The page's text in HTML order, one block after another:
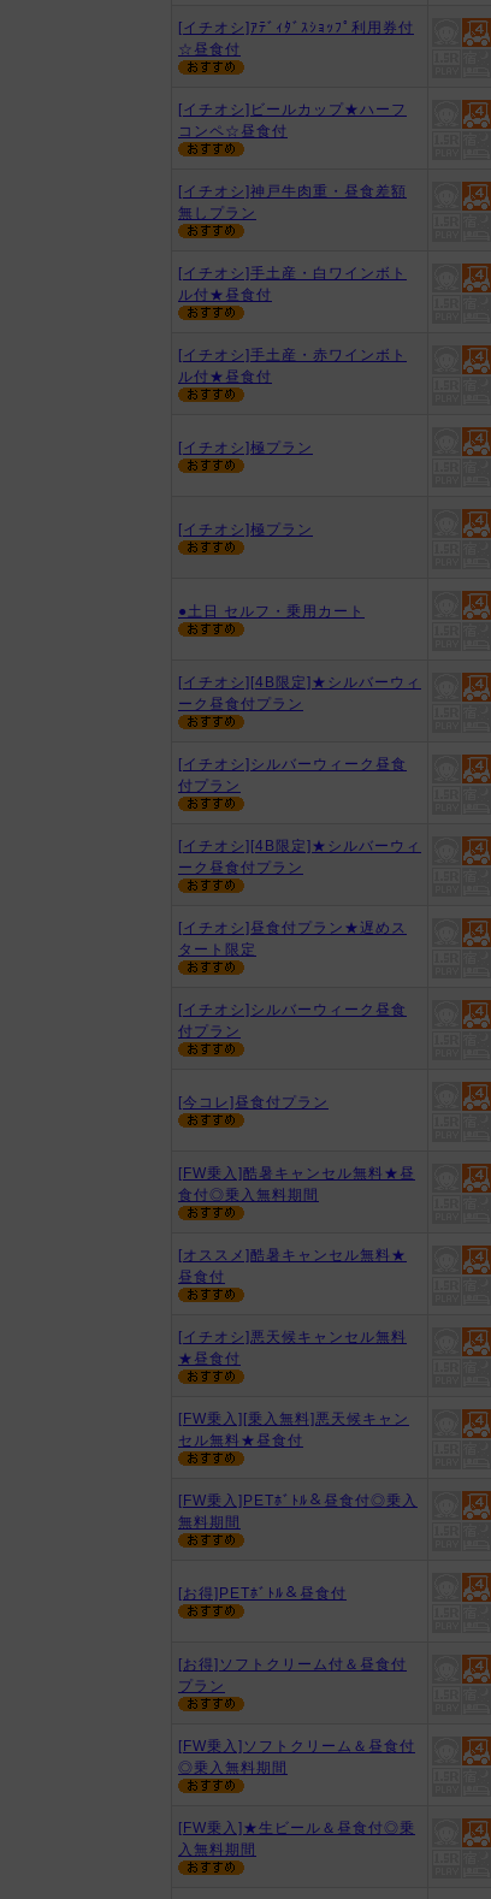
[イチオシ]ｱﾃﾞｨﾀﾞｽｼｮｯﾌﾟ利用券付
☆昼食付
[イチオシ]ビールカップ★ハーフ
コンペ☆昼食付
[イチオシ]神戸牛肉重・昼食差額
無しプラン
[イチオシ]手土産・白ワインボト
ル付★昼食付
[イチオシ]手土産・赤ワインボト
ル付★昼食付
[イチオシ]極プラン
[イチオシ]極プラン
●土日 セルフ・乗用カート
[イチオシ][4B限定]★シルバーウィ
ーク昼食付プラン
[イチオシ]シルバーウィーク昼食
付プラン
[イチオシ][4B限定]★シルバーウィ
ーク昼食付プラン
[イチオシ]昼食付プラン★遅めス
タート限定
[イチオシ]シルバーウィーク昼食
付プラン
[今コレ]昼食付プラン
[FW乗入]酷暑キャンセル無料★昼
食付◎乗入無料期間
[オススメ]酷暑キャンセル無料★
昼食付
[イチオシ]悪天候キャンセル無料
★昼食付
[FW乗入][乗入無料]悪天候キャン
セル無料★昼食付
[FW乗入]PETﾎﾞﾄﾙ＆昼食付◎乗入
無料期間
[お得]PETﾎﾞﾄﾙ＆昼食付
[お得]ソフトクリーム付＆昼食付
プラン
[FW乗入]ソフトクリーム＆昼食付
◎乗入無料期間
[FW乗入]★生ビール＆昼食付◎乗
入無料期間